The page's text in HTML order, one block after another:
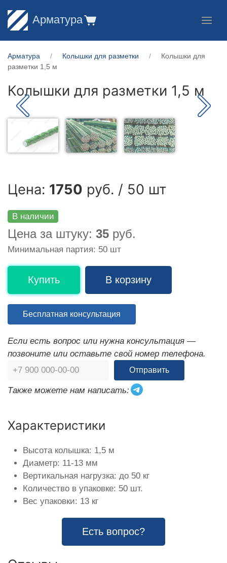
Арматура
Арматура Колышки для разметки
Колышки для
разметки 1,5 м
Колышки для разметки 1,5 м
Цена: 1750 руб. / 50 шт
В наличии
Цена за штуку: 35 руб.
Минимальная партия: 50 шт
Купить В корзину
Бесплатная консультация
Если есть вопрос или нужна консультация —
позвоните или оставьте свой номер телефона.
Отправить
Также можете нам написать:
Характеристики
Высота колышка: 1,5 м
Диаметр: 11-13 мм
Вертикальная нагрузка: до 50 кг
Количество в упаковке: 50 шт.
Вес упаковки: 13 кг
Есть вопрос?